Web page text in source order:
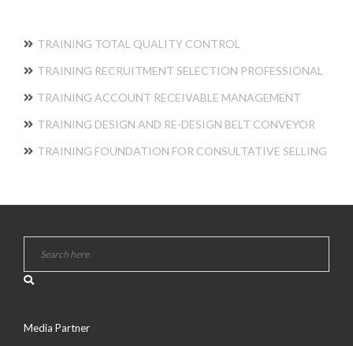
TRAINING TOTAL QUALITY CONTROL
TRAINING RECRUITMENT SELECTION PROFESSIONAL
TRAINING ACCOUNT RECEIVABLE MANAGEMENT
TRAINING DESIGN AND RE-DESIGN BELT CONVEYOR
TRAINING FOUNDATION FOR CONSULTATIVE SELLING
Media Partner